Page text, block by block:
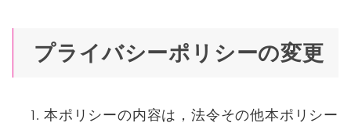
プライバシーポリシーの変更
本ポリシーの内容は，法令その他本ポリシー